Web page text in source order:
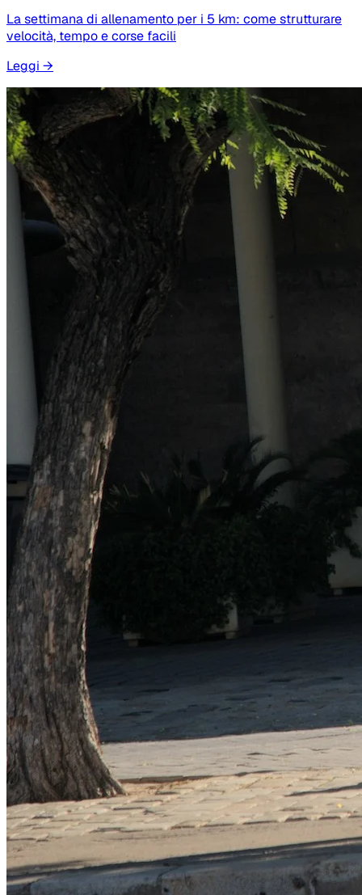
La settimana di allenamento per i 5 km: come strutturare
velocità, tempo e corse facili
Leggi →